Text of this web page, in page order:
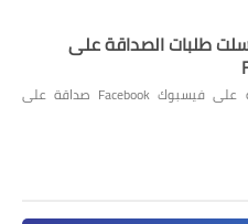
طلبات الصداقة على
كيف اعرف لمن ارسلت طلبات الصداقة على فيسبوك Facebook صداقة على